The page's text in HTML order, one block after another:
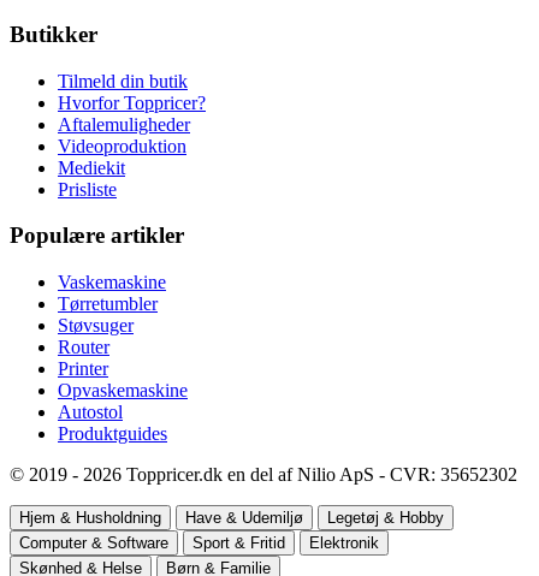
Butikker
Tilmeld din butik
Hvorfor Toppricer?
Aftalemuligheder
Videoproduktion
Mediekit
Prisliste
Populære artikler
Vaskemaskine
Tørretumbler
Støvsuger
Router
Printer
Opvaskemaskine
Autostol
Produktguides
© 2019 - 2026 Toppricer.dk en del af Nilio ApS - CVR: 35652302
Hjem & Husholdning Have & Udemiljø
Legetøj & Hobby
Computer & Software
Sport & Fritid
Elektronik
Skønhed & Helse
Børn & Familie